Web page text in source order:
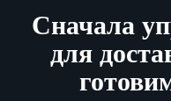
Сначала
для